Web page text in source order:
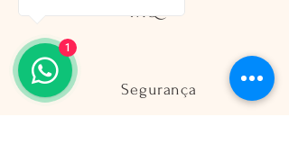
Segurança
1